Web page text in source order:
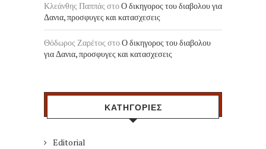
Κλεάνθης Παππάς στοΟ δικηγορος του διαβολου για
Δανια, προσφυγες και κατασχεσεις
Θόδωρος Ζαρέτος στοΟ δικηγορος του διαβολου
για Δανια, προσφυγες και κατασχεσεις
ΚΑΤΗΓΟΡΙΕΣ
Editorial